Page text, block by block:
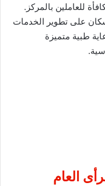
للعاملين بالمركز.
على تطوير الخدمات
طبية متميزة
العام